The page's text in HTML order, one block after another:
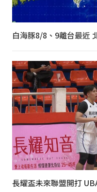
白海豚8/8、9離台最近
長耀盃未來聯盟開打